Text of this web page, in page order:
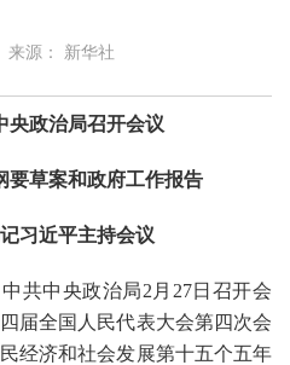
来源： 新华社
央政治局召开会议
要草案和政府工作报告
习近平主持会议
中央政治局2月27日召开会
届全国人民代表大会第四次会
经济和社会发展第十五个五年